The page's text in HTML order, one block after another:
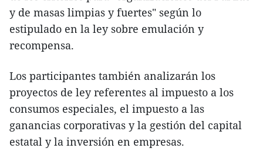
y de masas limpias y fuertes" según lo
estipulado en la ley sobre emulación y
recompensa.
Los participantes también analizarán los
proyectos de ley referentes al impuesto a los
consumos especiales, el impuesto a las
ganancias corporativas y la gestión del capital
estatal y la inversión en empresas.